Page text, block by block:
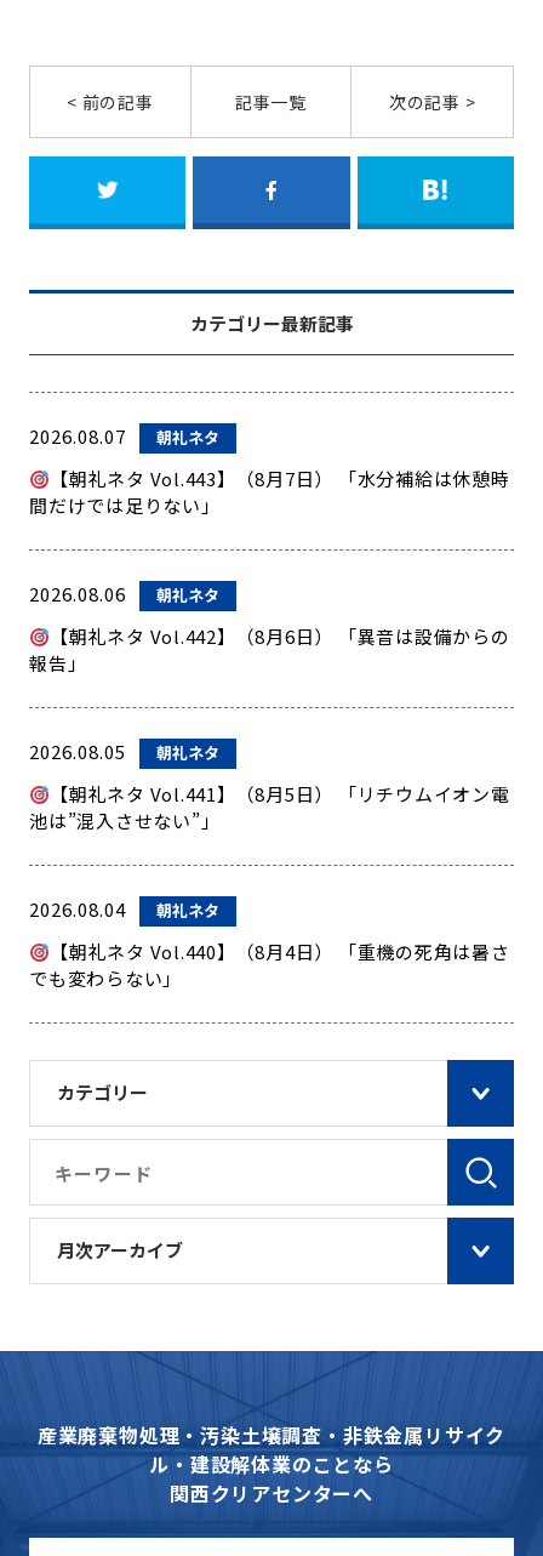
カテゴリー
月次アーカイブ
< 前の記事 記事一覧 次の記事 >
カテゴリー最新記事
2026.08.07 朝礼ネタ
【朝礼ネタ Vol.443】（8月7日） 「水分補給は休憩時
間だけでは足りない」
2026.08.06 朝礼ネタ
【朝礼ネタ Vol.442】（8月6日） 「異音は設備からの
報告」
2026.08.05 朝礼ネタ
【朝礼ネタ Vol.441】（8月5日） 「リチウムイオン電
池は”混入させない”」
2026.08.04 朝礼ネタ
【朝礼ネタ Vol.440】（8月4日） 「重機の死角は暑さ
でも変わらない」
産業廃棄物処理・汚染土壌調査・非鉄金属リサイク
ル・建設解体業のことなら
関西クリアセンターへ